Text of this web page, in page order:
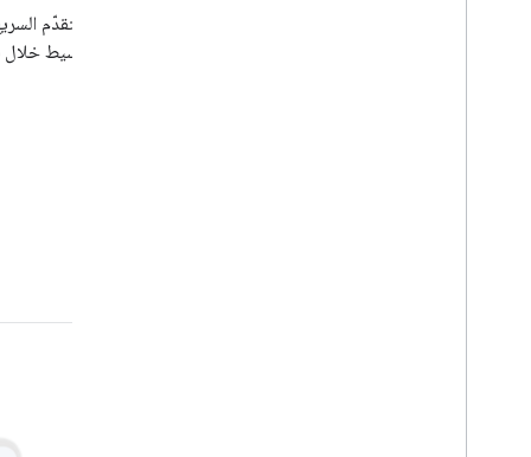
تقليل أي صعوبات قد يواجهها المستخدم من خلال السماح له بالتقدّم
باستخدام الطلبات الصوتية الخاصة به يمكن إتمام هذا الدمج البسيط